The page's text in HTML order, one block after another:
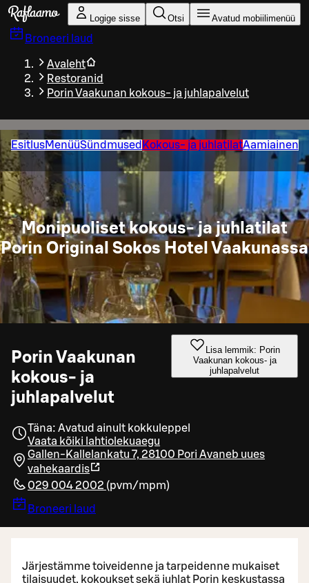
Liigu peamise sisu juurde
Logige sisse Otsi Avatud mobiilimenüü
Broneeri laud
Avaleht
Restoranid
Porin Vaakunan kokous- ja juhlapalvelut
EsitlusMenüüSündmused Kokous- ja juhlatilatAamiainen
Monipuoliset kokous- ja juhlatilat
Porin Original Sokos Hotel Vaakunassa
Porin Vaakunan
kokous- ja
juhlapalvelut
Lisa lemmik: Porin
Vaakunan kokous- ja
juhlapalvelut
Täna: Avatud ainult kokkuleppel
Vaata kõiki lahtiolekuaegu
Gallen-Kallelankatu 7, 28100 Pori Avaneb uues
vahekaardis
029 004 2002 (pvm/mpm)
Broneeri laud
Järjestämme toiveidenne ja tarpeidenne mukaiset
tilaisuudet, kokoukset sekä juhlat Porin keskustassa